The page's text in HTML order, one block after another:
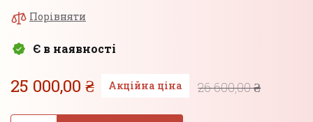
Порівняти
Є в наявності
25 000,00 ₴ Акційна ціна 26 600,00 ₴